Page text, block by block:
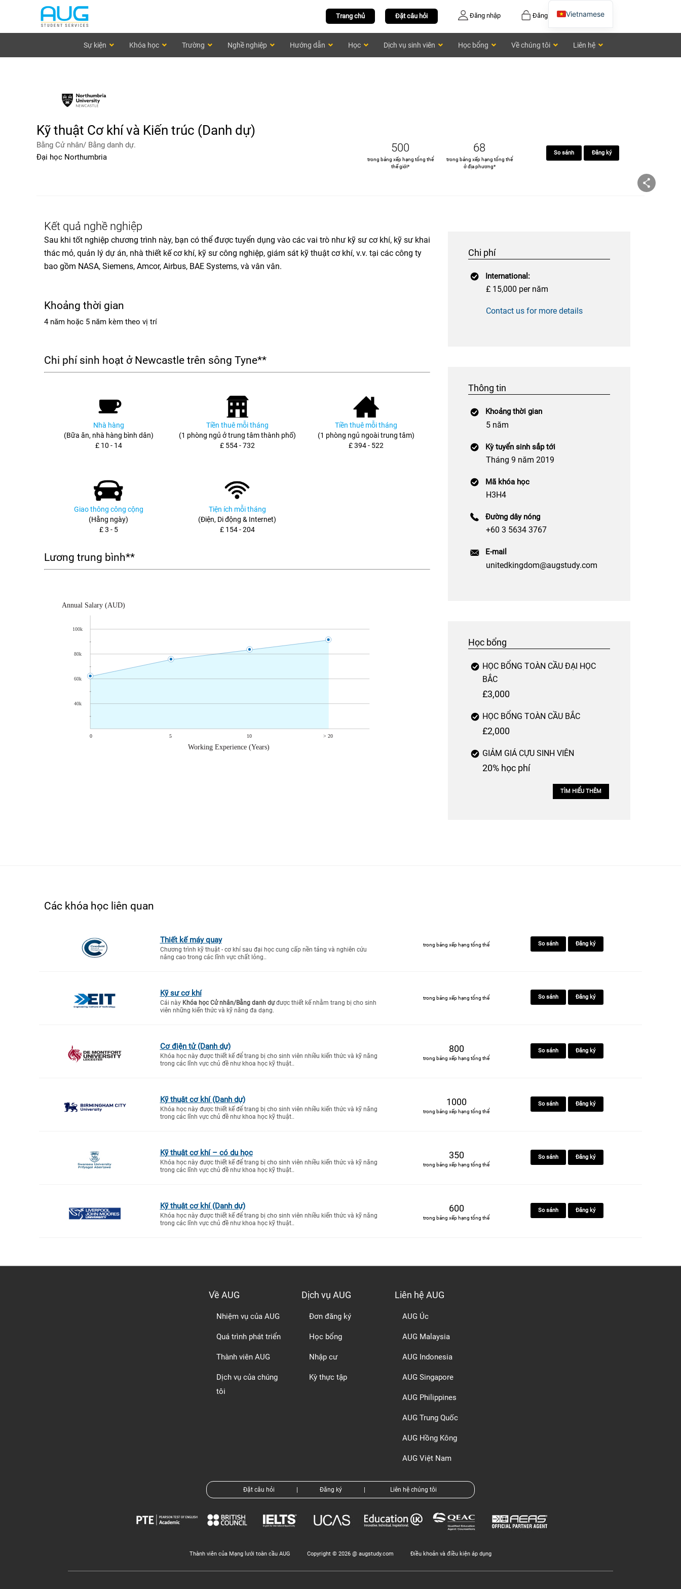
Đăng ký
Đăng nhập
Đặt câu hỏi
Trang chủ
Sự kiện Khóa học Trường Nghề nghiệp Hướng dẫn Học Dịch vụ sinh viên Học bổng Về chúng tôi Liên hệ
Kỹ thuật Cơ khí và Kiến trúc (Danh dự)
Bằng Cử nhân/ Bằng danh dự.
Đại học Northumbria
500
trong bảng xếp hạng tổng thể
thế giới*
68
trong bảng xếp hạng tổng thể
ở địa phương*
So sánh Đăng ký
Kết quả nghề nghiệp
Sau khi tốt nghiệp chương trình này, bạn có thể được tuyển dụng vào các vai trò như kỹ sư cơ khí, kỹ sư khai
thác mỏ, quản lý dự án, nhà thiết kế cơ khí, kỹ sư công nghiệp, giám sát kỹ thuật cơ khí, v.v. tại các công ty
bao gồm NASA, Siemens, Amcor, Airbus, BAE Systems, và vân vân.
Khoảng thời gian
4 năm hoặc 5 năm kèm theo vị trí
Chi phí sinh hoạt ở Newcastle trên sông Tyne**
Nhà hàng
(Bữa ăn, nhà hàng bình dân)
£ 10 - 14
Tiền thuê mỗi tháng
(1 phòng ngủ ở trung tâm thành phố)
£ 554 - 732
Tiền thuê mỗi tháng
(1 phòng ngủ ngoài trung tâm)
£ 394 - 522
Giao thông công cộng
(Hằng ngày)
£ 3 - 5
Tiện ích mỗi tháng
(Điện, Di động & Internet)
£ 154 - 204
Lương trung bình**
Chi phí
International:
£ 15,000 per năm
Contact us for more details
Thông tin
Khoảng thời gian
5 năm
Kỳ tuyển sinh sắp tới
Tháng 9 năm 2019
Mã khóa học
H3H4
Đường dây nóng
+60 3 5634 3767
E-mail
unitedkingdom@augstudy.com
Học bổng
HỌC BỔNG TOÀN CẦU ĐẠI HỌC
BẮC
£3,000
HỌC BỔNG TOÀN CẦU BẮC
£2,000
GIẢM GIÁ CỰU SINH VIÊN
20% học phí
TÌM HIỂU THÊM
Các khóa học liên quan
Thiết kế máy quay
Chương trình kỹ thuật - cơ khí sau đại học cung cấp nền tảng và nghiên cứu
nâng cao trong các lĩnh vực chất lỏng..
trong bảng xếp hạng tổng thể So sánh Đăng ký
Kỹ sư cơ khí
Cái này Khóa học Cử nhân/Bằng danh dựđược thiết kế nhằm trang bị cho sinh
viên những kiến thức và kỹ năng đa dạng.
trong bảng xếp hạng tổng thể So sánh Đăng ký
Cơ điện tử (Danh dự)
Khóa học này được thiết kế để trang bị cho sinh viên nhiều kiến thức và kỹ năng
trong các lĩnh vực chủ đề như khoa học kỹ thuật..
800
trong bảng xếp hạng tổng thể
So sánh Đăng ký
Kỹ thuật cơ khí (Danh dự)
Khóa học này được thiết kế để trang bị cho sinh viên nhiều kiến thức và kỹ năng
trong các lĩnh vực chủ đề như khoa học kỹ thuật..
1000
trong bảng xếp hạng tổng thể
So sánh Đăng ký
Kỹ thuật cơ khí – có du học
Khóa học này được thiết kế để trang bị cho sinh viên nhiều kiến thức và kỹ năng
trong các lĩnh vực chủ đề như khoa học kỹ thuật..
350
trong bảng xếp hạng tổng thể
So sánh Đăng ký
Kỹ thuật cơ khí (Danh dự)
Khóa học này được thiết kế để trang bị cho sinh viên nhiều kiến thức và kỹ năng
trong các lĩnh vực chủ đề như khoa học kỹ thuật..
600
trong bảng xếp hạng tổng thể
So sánh Đăng ký
Về AUG
Nhiệm vụ của AUG
Quá trình phát triển
Thành viên AUG
Dịch vụ của chúng
tôi
Dịch vụ AUG
Đơn đăng ký
Học bổng
Nhập cư
Kỳ thực tập
Liên hệ AUG
AUG Úc
AUG Malaysia
AUG Indonesia
AUG Singapore
AUG Philippines
AUG Trung Quốc
AUG Hồng Kông
AUG Việt Nam
Đặt câu hỏi | Đăng ký | Liên hệ chúng tôi
Thành viên của Mạng lưới toàn cầu AUG Copyright © 2026 @ augstudy.com Điều khoản và điều kiện áp dụng
Vietnamese
Chinese